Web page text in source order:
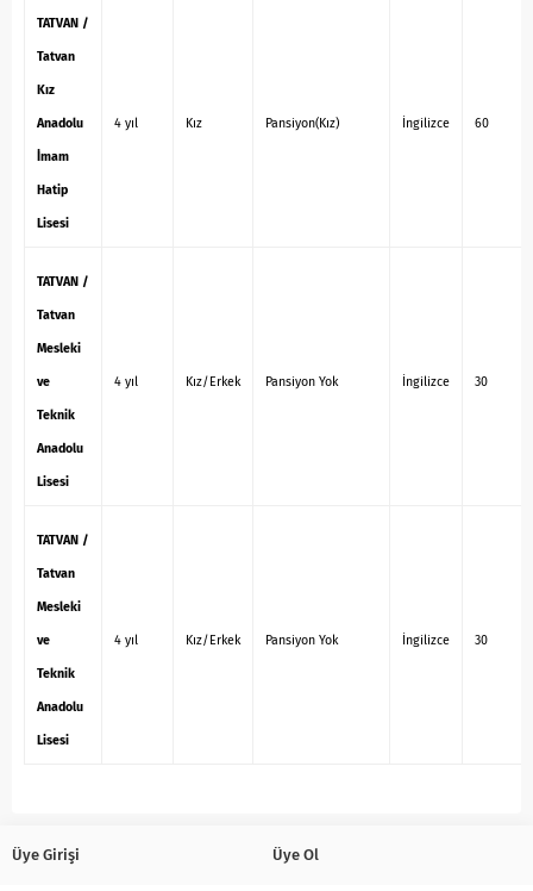
TATVAN /
Tatvan
Kız
Anadolu
İmam
Hatip
Lisesi
4 yıl Kız Pansiyon(Kız) İngilizce 60
TATVAN /
Tatvan
Mesleki
ve
Teknik
Anadolu
Lisesi
4 yıl Kız/Erkek Pansiyon Yok İngilizce 30
TATVAN /
Tatvan
Mesleki
ve
Teknik
Anadolu
Lisesi
4 yıl Kız/Erkek Pansiyon Yok İngilizce 30
Üye Girişi Üye Ol